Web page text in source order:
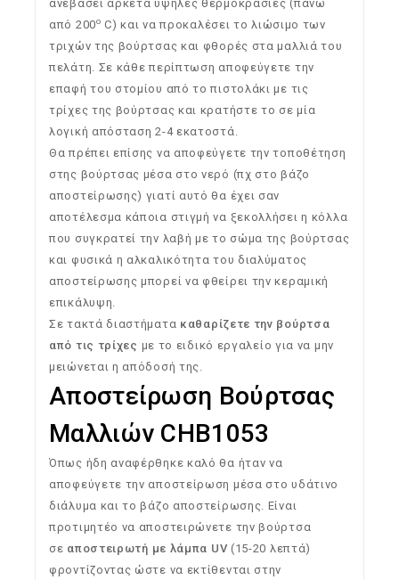
ανεβάσει αρκετά υψηλές θερμοκρασίες (πάνω
από 200o C) και να προκαλέσει το λιώσιμο των
τριχών της βούρτσας και φθορές στα μαλλιά του
πελάτη. Σε κάθε περίπτωση αποφεύγετε την
επαφή του στομίου από το πιστολάκι με τις
τρίχες της βούρτσας και κρατήστε το σε μία
λογική απόσταση 2-4 εκατοστά.
Θα πρέπει επίσης να αποφεύγετε την τοποθέτηση
στης βούρτσας μέσα στο νερό (πχ στο βάζο
αποστείρωσης) γιατί αυτό θα έχει σαν
αποτέλεσμα κάποια στιγμή να ξεκολλήσει η κόλλα
που συγκρατεί την λαβή με το σώμα της βούρτσας
και φυσικά η αλκαλικότητα του διαλύματος
αποστείρωσης μπορεί να φθείρει την κεραμική
επικάλυψη.
Σε τακτά διαστήματα καθαρίζετε την βούρτσα
από τις τρίχες με το ειδικό εργαλείο για να μην
μειώνεται η απόδοσή της.
Αποστείρωση Βούρτσας
Μαλλιών CHB1053
Όπως ήδη αναφέρθηκε καλό θα ήταν να
αποφεύγετε την αποστείρωση μέσα στο υδάτινο
διάλυμα και το βάζο αποστείρωσης. Είναι
προτιμητέο να αποστειρώνετε την βούρτσα
σε αποστειρωτή με λάμπα UV (15-20 λεπτά)
φροντίζοντας ώστε να εκτίθενται στην